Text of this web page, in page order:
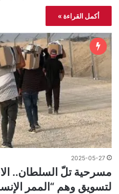
أكمل القراءة »
2025-05-27
مسرحية تلّ السلطان..
لتسويق وهم “الممر